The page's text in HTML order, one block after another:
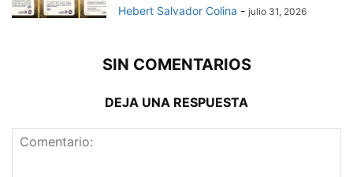
Hebert Salvador Colina - julio 31, 2026
SIN COMENTARIOS
DEJA UNA RESPUESTA